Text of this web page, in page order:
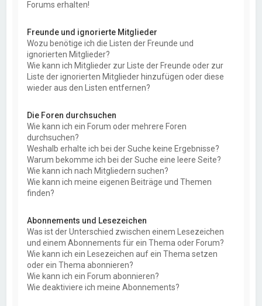
Forums erhalten!
Freunde und ignorierte Mitglieder
Wozu benötige ich die Listen der Freunde und
ignorierten Mitglieder?
Wie kann ich Mitglieder zur Liste der Freunde oder zur
Liste der ignorierten Mitglieder hinzufügen oder diese
wieder aus den Listen entfernen?
Die Foren durchsuchen
Wie kann ich ein Forum oder mehrere Foren
durchsuchen?
Weshalb erhalte ich bei der Suche keine Ergebnisse?
Warum bekomme ich bei der Suche eine leere Seite?
Wie kann ich nach Mitgliedern suchen?
Wie kann ich meine eigenen Beiträge und Themen
finden?
Abonnements und Lesezeichen
Was ist der Unterschied zwischen einem Lesezeichen
und einem Abonnements für ein Thema oder Forum?
Wie kann ich ein Lesezeichen auf ein Thema setzen
oder ein Thema abonnieren?
Wie kann ich ein Forum abonnieren?
Wie deaktiviere ich meine Abonnements?